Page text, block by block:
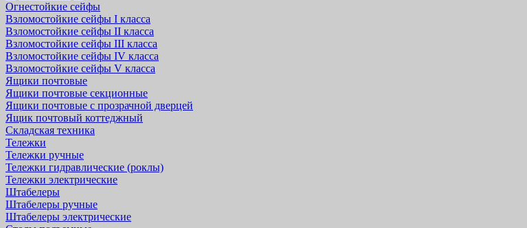
Огнестойкие сейфы
Взломостойкие сейфы I класса
Взломостойкие сейфы II класса
Взломостойкие сейфы III класса
Взломостойкие сейфы IV класса
Взломостойкие сейфы V класса
Ящики почтовые
Ящики почтовые секционные
Ящики почтовые с прозрачной дверцей
Ящик почтовый коттеджный
Складская техника
Тележки
Тележки ручные
Тележки гидравлические (роклы)
Тележки электрические
Штабелеры
Штабелеры ручные
Штабелеры электрические